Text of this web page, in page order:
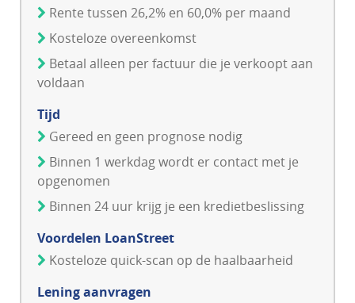
Rente tussen 26,2% en 60,0% per maand
Kosteloze overeenkomst
Betaal alleen per factuur die je verkoopt aan
voldaan
Tijd
Gereed en geen prognose nodig
Binnen 1 werkdag wordt er contact met je
opgenomen
Binnen 24 uur krijg je een kredietbeslissing
Voordelen LoanStreet
Kosteloze quick-scan op de haalbaarheid
Lening aanvragen